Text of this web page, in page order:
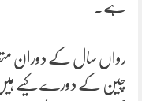
ہے۔
رواں سال کے دوران
چین کے دورے کیے ہیں